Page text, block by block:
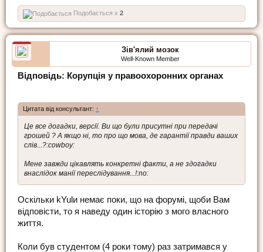
Подобається x 2
Зів'ялий мозок
Well-Known Member
Відповідь: Корупція у правоохоронних органах
Цитата від консультант: ↑
Це все догадки, версії. Ви що були присутні при передачі
грошей ? А якщо ні, то про що мова, де гарантії правди ваших
слів...?:cowboy:
Мене завжди цікавлять конкретні факти, а не здогадки
внаслідок манії переслідування...!:no:
Оскільки kYulи немає поки, що на форумі, щоби Вам
відповісти, то я наведу один історію з мого власного
життя.
Коли був студентом (4 роки тому) раз затримався у